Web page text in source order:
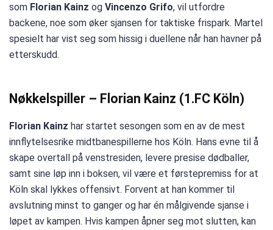
som Florian Kainz og Vincenzo Grifo, vil utfordre
backene, noe som øker sjansen for taktiske frispark. Martel
spesielt har vist seg som hissig i duellene når han havner på
etterskudd.
Nøkkelspiller – Florian Kainz (1.FC Köln)
Florian Kainz har startet sesongen som en av de mest
innflytelsesrike midtbanespillerne hos Köln. Hans evne til å
skape overtall på venstresiden, levere presise dødballer,
samt sine løp inn i boksen, vil være et førstepremiss for at
Köln skal lykkes offensivt. Forvent at han kommer til
avslutning minst to ganger og har én målgivende sjanse i
løpet av kampen. Hvis kampen åpner seg mot slutten, kan